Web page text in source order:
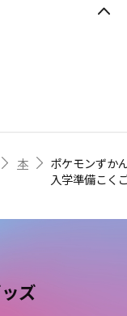
本
ポケモンず
入学準備こく
ズ